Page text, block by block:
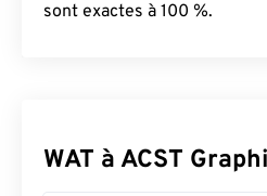
sont exactes à 100 %.
WAT à ACST